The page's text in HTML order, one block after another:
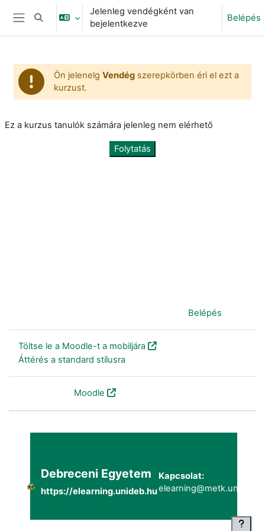
Tovább a fő tartalomhoz
Oldalpanel
Keresési bemeneti adatok váltása
Jelenleg vendégként van
bejelentkezve
Belépés
Ön jelenelg Vendég szerepkörben éri el ezt a
kurzust.
Ez a kurzus tanulók számára jelenleg nem elérhető
Folytatás
Belépés
Töltse le a Moodle-t a mobiljára
Áttérés a standard stílusra
Moodle
Debreceni Egyetem
https://elearning.unideb.hu
Kapcsolat: